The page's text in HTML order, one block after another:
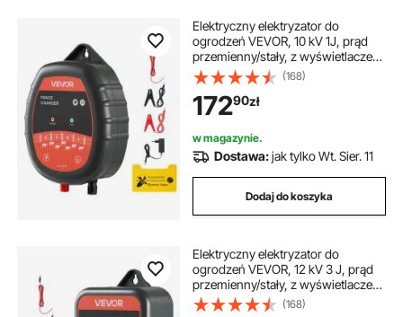
Elektryczny elektryzator do
ogrodzeń VEVOR, 10 kV 1J, prąd
przemienny/stały, z wyświetlaczem
LED, zasięg 3 km, mocna
ładowarka wtykowa, do ochrony
zwierząt gospodarskich i drobiu
przed dzikimi zwierzętami
(168)
17290zł
w magazynie.
Dostawa:jak tylko Wt. Sier. 11
Dodaj do koszyka
Elektryczny elektryzator do
ogrodzeń VEVOR, 12 kV 3 J, prąd
przemienny/stały, z wyświetlaczem
LED, zasięg 3 km, mocna
(168)